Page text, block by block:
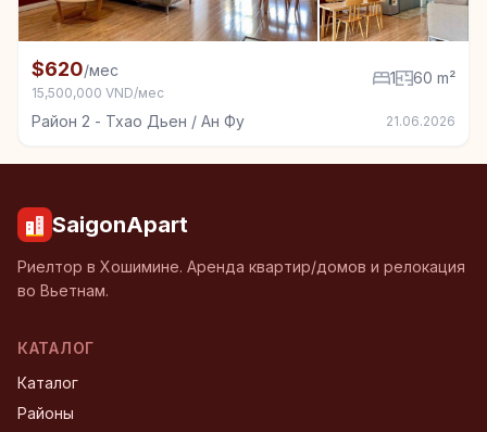
Квартира в аренду в Район 2 - Тхао Дьен / Ан Фу,
$620/мес
15,500,000 VND/мес
1 60 m²
Район 2 - Тхао Дьен / Ан Фу 21.06.2026
SaigonApart
Риелтор в Хошимине. Аренда квартир/домов и релокация
во Вьетнам.
КАТАЛОГ
Каталог
Районы